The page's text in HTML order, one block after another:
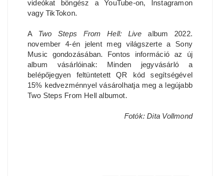
videókat böngész a YouTube-on, Instagramon
vagy TikTokon.
A Two Steps From Hell: Live album 2022.
november 4-én jelent meg világszerte a Sony
Music gondozásában. Fontos információ az új
album vásárlóinak: Minden jegyvásárló a
belépőjegyen feltüntetett QR kód segítségével
15% kedvezménnyel vásárolhatja meg a legújabb
Two Steps From Hell albumot.
Fotók: Dita Vollmond